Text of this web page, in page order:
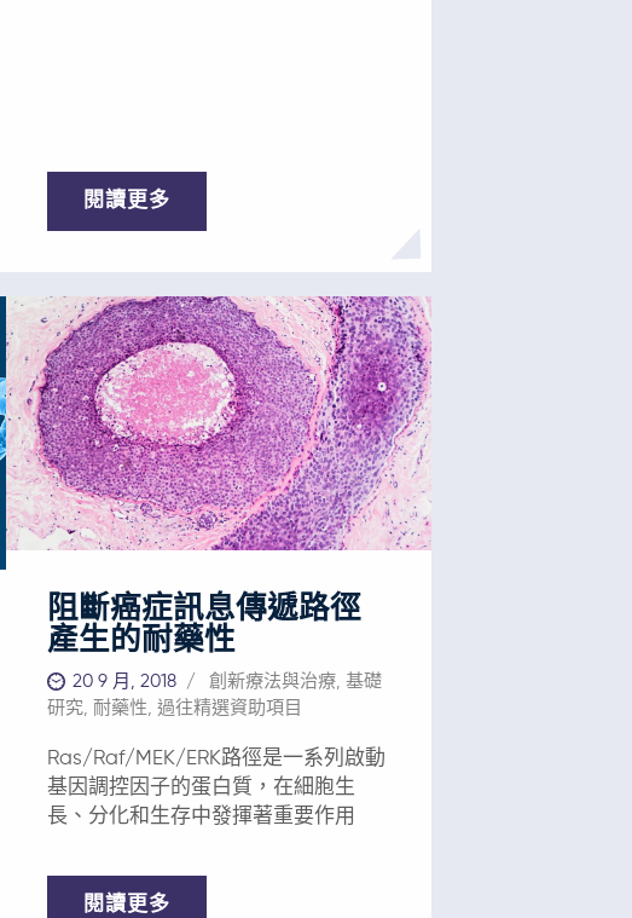
具前景的救命療法。我們現正大力支
的新型給藥系統。這一獨特的工程給
藥系統只有硬幣大小，內含化療藥
物、生物製劑和其他微型治療藥物，
可直 接置於腫瘤部位。這種新型系統
確保了高劑量藥物的靶向和及時遞
送，使患者免遭抗癌藥物對身體的嚴
重毒性。 該系統的術前版本可用於局
部，迅速殺死癌細胞，縮小腫瘤，並
引發強大的免疫反應。它也可用於癌
前區域，防止細胞成為侵襲性癌症，
手術。這一微型給藥系統還可直接用
於口腔腫瘤（或其他可給藥的腫瘤，
如宮頸癌）在主要治療前的新輔助治
療環境，減少復發和動毀容手術的幾
率。 該技術的另一個版本可在術後用
物，有效消滅殘留的癌細胞，防止其
進一步增殖或擴散。 對癌症的影響
——開展口腔癌新型療法III期臨床試驗
驗中用於治療口腔癌患者。總有效率
為87%，腫瘤體積減小超過70% 。藥物
索拉非尼治療後，患者的中位總生存
三分之一的患者停止治療，11%的患者
出現永久性停藥。 癌症研究人員一直
在努力解決這一問題，近年來也有其
他新療法問世，但反應率、療效和安
全性不佳。 解決方案 解決方案在哪
裏？早在十多年前，亞洲癌症研究基
金會（AFCR）就做出了支持中醫藥現
代化的方向性決策。自2010年以來，
AFCR一直支持以中西醫學融合為基礎
的開創性新範式，研發由多種化學物
物。 西方醫學 強調微觀層面，通常利
用化學藥物靶向癌細胞異常生長路徑
中重要的特定靶點。靶點也可能在正
常的身體功能中發揮重要作用，長期
使用強效化學藥物通常會導致毒性。
的問題。 東方醫學 具有幾千年的歷
史，其中就包括草本藥物，而中醫是
最先進、最講究循證的東方醫學之
不同的目標或器官。 因此，將病人的
閱讀更多
阻斷癌症訊息傳遞路徑
產生的耐藥性
20 9 月, 2018 創新療法與治療,基礎
研究, 耐藥性, 過往精選資助項目
Ras/Raf/MEK/ERK路徑是一系列啟動
基因調控因子的蛋白質，在細胞生
長、分化和生存中發揮著重要作用
閱讀更多